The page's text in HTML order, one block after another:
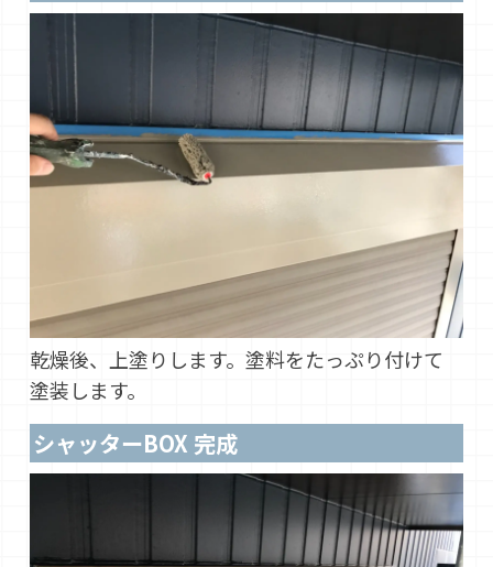
乾燥後、上塗りします。塗料をたっぷり付けて
塗装します。
シャッターBOX 完成